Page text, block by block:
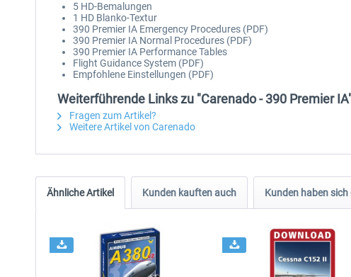
5 HD-Bemalungen
1 HD Blanko-Textur
390 Premier IA Emergency Procedures (PDF)
390 Premier IA Normal Procedures (PDF)
390 Premier IA Performance Tables
Flight Guidance System (PDF)
Empfohlene Einstellungen (PDF)
Weiterführende Links zu "Carenado - 390 Premier
Fragen zum Artikel?
Weitere Artikel von Carenado
Ähnliche Artikel Kunden kauften auch Kunden haben